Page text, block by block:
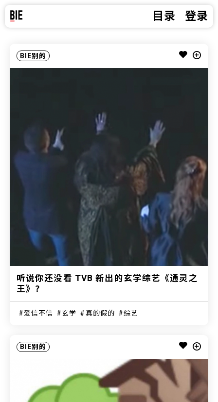
目录 登录
BIE别的
听说你还没看 TVB 新出的玄学综艺《通灵之
王》？
爱信不信 玄学 真的假的 综艺
BIE别的